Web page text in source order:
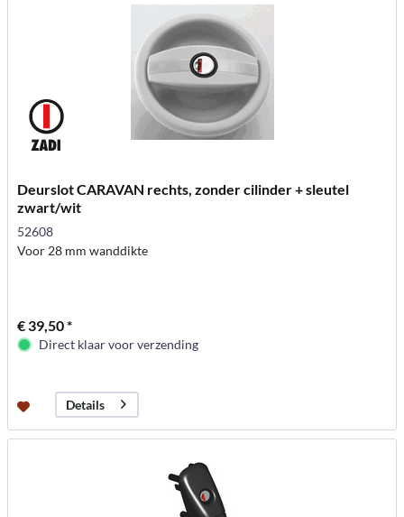
Deurslot CARAVAN rechts, zonder cilinder + sleutel
zwart/wit
52608
Voor 28 mm wanddikte
€ 39,50 *
Direct klaar voor verzending
Details